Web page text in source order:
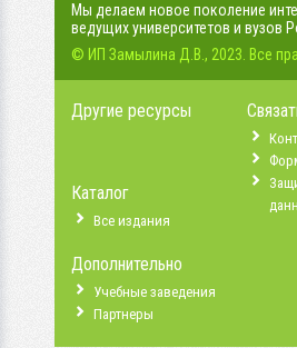
Мы делаем новое поколение
ведущих университетов и вузов
© ИП Замылина Д.В., 2023. Все
Другие ресурсы
Каталог
Все издания
Дополнительно
Учебные заведения
Партнеры